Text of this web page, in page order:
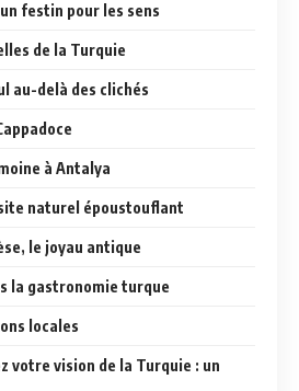
festin pour les sens
de la Turquie
au-delà des clichés
à Antalya
naturel époustouflant
le joyau antique
la gastronomie turque
locales
votre vision de la Turquie : un